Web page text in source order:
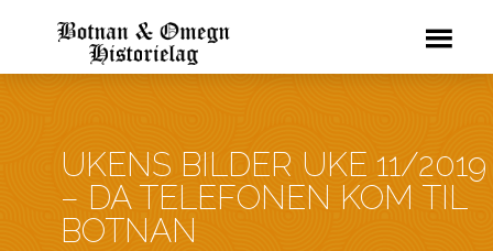
UKENS BILDER UKE 11/2019
– DA TELEFONEN KOM TIL
BOTNAN